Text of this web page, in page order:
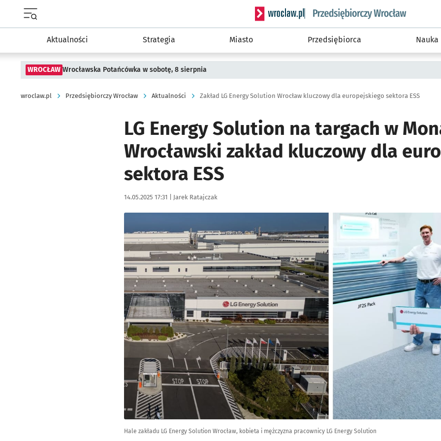
Serwis informacyjny wroclaw.pl podserwis:
Aktualności Strategia Miasto Przedsiębiorca Nauka
WROCŁAW Wrocławska Potańcówka w sobotę, 8 sierpnia
wroclaw.pl Przedsiębiorczy Wrocław Aktualności Zakład LG Energy Solution Wrocław kluczowy dla europejskiego sektora ESS
LG Energy Solution na targach w
Wrocławski zakład kluczowy dla
sektora ESS
Data publikacji:
14.05.2025 17:31 | Autor:
Jarek Ratajczak
Hale zakładu LG Energy Solution Wrocław, kobieta i mężczyzna pracownicy LG Energy Solution